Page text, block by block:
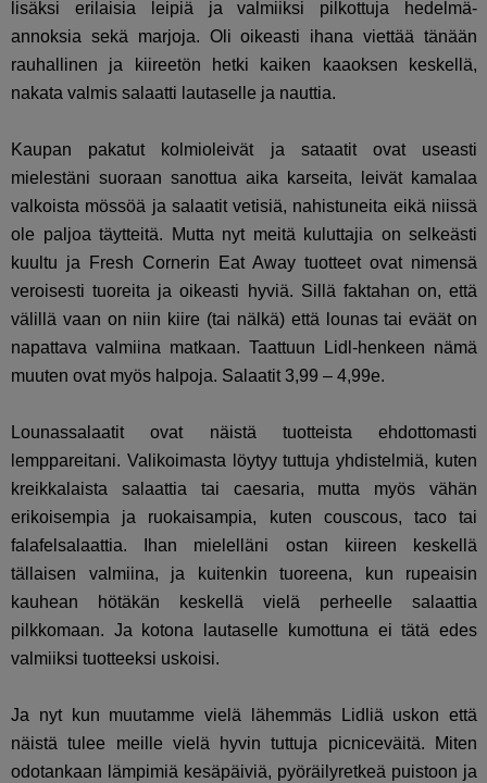
lisäksi erilaisia leipiä ja valmiiksi pilkottuja hedelmä-
annoksia sekä marjoja. Oli oikeasti ihana viettää tänään
rauhallinen ja kiireetön hetki kaiken kaaoksen keskellä,
nakata valmis salaatti lautaselle ja nauttia.
Kaupan pakatut kolmioleivät ja sataatit ovat useasti
mielestäni suoraan sanottua aika karseita, leivät kamalaa
valkoista mössöä ja salaatit vetisiä, nahistuneita eikä niissä
ole paljoa täytteitä. Mutta nyt meitä kuluttajia on selkeästi
kuultu ja Fresh Cornerin Eat Away tuotteet ovat nimensä
veroisesti tuoreita ja oikeasti hyviä. Sillä faktahan on, että
välillä vaan on niin kiire (tai nälkä) että lounas tai eväät on
napattava valmiina matkaan. Taattuun Lidl-henkeen nämä
muuten ovat myös halpoja. Salaatit 3,99 – 4,99e.
Lounassalaatit ovat näistä tuotteista ehdottomasti
lemppareitani. Valikoimasta löytyy tuttuja yhdistelmiä, kuten
kreikkalaista salaattia tai caesaria, mutta myös vähän
erikoisempia ja ruokaisampia, kuten couscous, taco tai
falafelsalaattia. Ihan mielelläni ostan kiireen keskellä
tällaisen valmiina, ja kuitenkin tuoreena, kun rupeaisin
kauhean hötäkän keskellä vielä perheelle salaattia
pilkkomaan. Ja kotona lautaselle kumottuna ei tätä edes
valmiiksi tuotteeksi uskoisi.
Ja nyt kun muutamme vielä lähemmäs Lidliä uskon että
näistä tulee meille vielä hyvin tuttuja picniceväitä. Miten
odotankaan lämpimiä kesäpäiviä, pyöräilyretkeä puistoon ja